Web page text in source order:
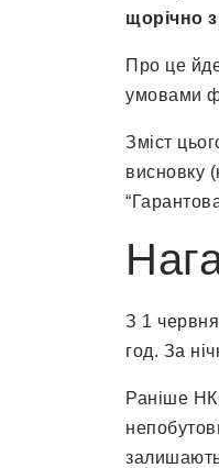
щорічно
Про це
умовами
Зміст
висновку
З 1
год. За
Раніше